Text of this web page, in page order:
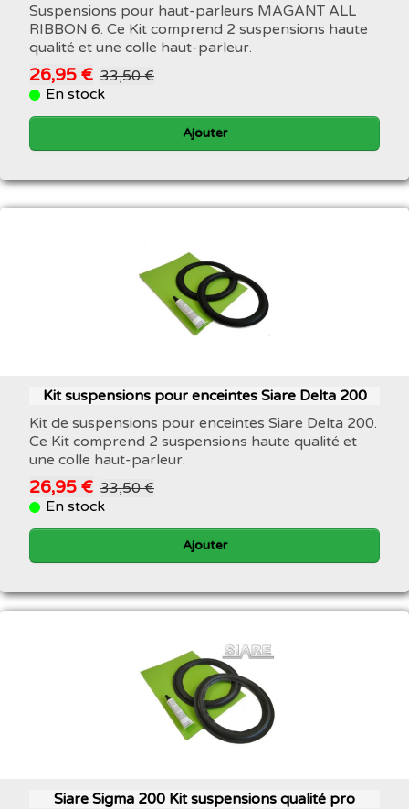
Suspensions pour haut-parleurs MAGANT ALL
RIBBON 6. Ce Kit comprend 2 suspensions haute
qualité et une colle haut-parleur.
26,95 € 33,50 €
En stock
Ajouter
Kit suspensions pour enceintes Siare Delta 200
Kit de suspensions pour enceintes Siare Delta 200.
Ce Kit comprend 2 suspensions haute qualité et
une colle haut-parleur.
26,95 € 33,50 €
En stock
Ajouter
Siare Sigma 200 ​Kit suspensions qualité pro